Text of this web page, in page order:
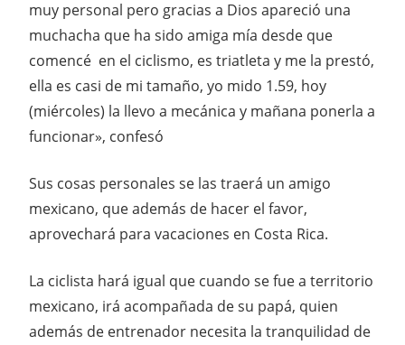
muy personal pero gracias a Dios apareció una
muchacha que ha sido amiga mía desde que
comencé en el ciclismo, es triatleta y me la prestó,
ella es casi de mi tamaño, yo mido 1.59, hoy
(miércoles) la llevo a mecánica y mañana ponerla a
funcionar», confesó
Sus cosas personales se las traerá un amigo
mexicano, que además de hacer el favor,
aprovechará para vacaciones en Costa Rica.
La ciclista hará igual que cuando se fue a territorio
mexicano, irá acompañada de su papá, quien
además de entrenador necesita la tranquilidad de